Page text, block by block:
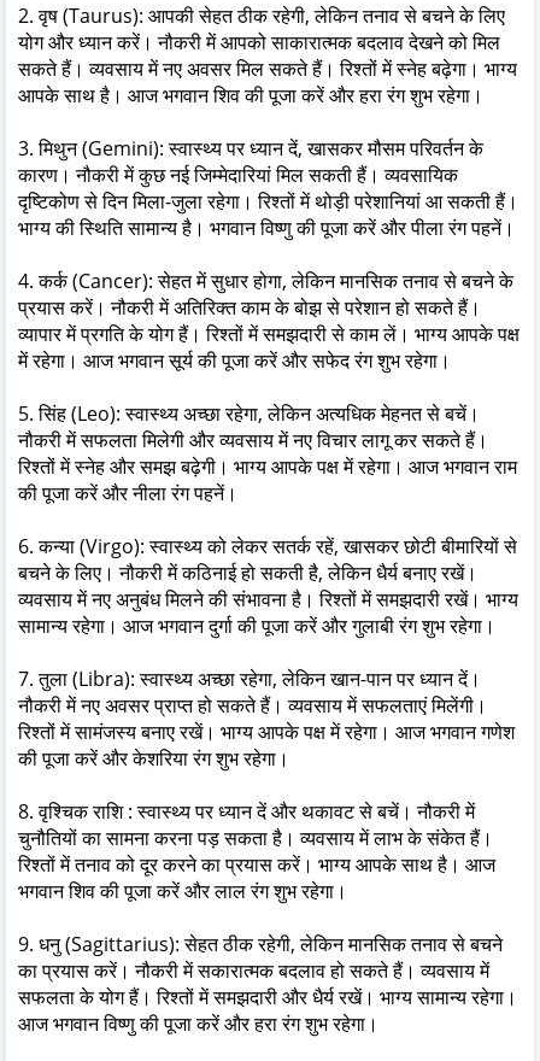
2. वृष (Taurus): आपकी सेहत ठीक रहेगी, लेकिन तनाव से बचने के लिए
योग और ध्यान करें। नौकरी में आपको साकारात्मक बदलाव देखने को मिल
सकते हैं। व्यवसाय में नए अवसर मिल सकते हैं। रिश्तों में स्नेह बढ़ेगा। भाग्य
आपके साथ है। आज भगवान शिव की पूजा करें और हरा रंग शुभ रहेगा।
3. मिथुन (Gemini): स्वास्थ्य पर ध्यान दें, खासकर मौसम परिवर्तन के
कारण। नौकरी में कुछ नई जिम्मेदारियां मिल सकती हैं। व्यवसायिक
दृष्टिकोण से दिन मिला-जुला रहेगा। रिश्तों में थोड़ी परेशानियां आ सकती हैं।
भाग्य की स्थिति सामान्य है। भगवान विष्णु की पूजा करें और पीला रंग पहनें।
4. कर्क (Cancer): सेहत में सुधार होगा, लेकिन मानसिक तनाव से बचने के
प्रयास करें। नौकरी में अतिरिक्त काम के बोझ से परेशान हो सकते हैं।
व्यापार में प्रगति के योग हैं। रिश्तों में समझदारी से काम लें। भाग्य आपके पक्ष
में रहेगा। आज भगवान सूर्य की पूजा करें और सफेद रंग शुभ रहेगा।
5. सिंह (Leo): स्वास्थ्य अच्छा रहेगा, लेकिन अत्यधिक मेहनत से बचें।
नौकरी में सफलता मिलेगी और व्यवसाय में नए विचार लागू कर सकते हैं।
रिश्तों में स्नेह और समझ बढ़ेगी। भाग्य आपके पक्ष में रहेगा। आज भगवान राम
की पूजा करें और नीला रंग पहनें।
6. कन्या (Virgo): स्वास्थ्य को लेकर सतर्क रहें, खासकर छोटी बीमारियों से
बचने के लिए। नौकरी में कठिनाई हो सकती है, लेकिन धैर्य बनाए रखें।
व्यवसाय में नए अनुबंध मिलने की संभावना है। रिश्तों में समझदारी रखें। भाग्य
सामान्य रहेगा। आज भगवान दुर्गा की पूजा करें और गुलाबी रंग शुभ रहेगा।
7. तुला (Libra): स्वास्थ्य अच्छा रहेगा, लेकिन खान-पान पर ध्यान दें।
नौकरी में नए अवसर प्राप्त हो सकते हैं। व्यवसाय में सफलताएं मिलेंगी।
रिश्तों में सामंजस्य बनाए रखें। भाग्य आपके पक्ष में रहेगा। आज भगवान गणेश
की पूजा करें और केशरिया रंग शुभ रहेगा।
8. वृश्चिक राशि : स्वास्थ्य पर ध्यान दें और थकावट से बचें। नौकरी में
चुनौतियों का सामना करना पड़ सकता है। व्यवसाय में लाभ के संकेत हैं।
रिश्तों में तनाव को दूर करने का प्रयास करें। भाग्य आपके साथ है। आज
भगवान शिव की पूजा करें और लाल रंग शुभ रहेगा।
9. धनु (Sagittarius): सेहत ठीक रहेगी, लेकिन मानसिक तनाव से बचने
का प्रयास करें। नौकरी में सकारात्मक बदलाव हो सकते हैं। व्यवसाय में
सफलता के योग हैं। रिश्तों में समझदारी और धैर्य रखें। भाग्य सामान्य रहेगा।
आज भगवान विष्णु की पूजा करें और हरा रंग शुभ रहेगा।